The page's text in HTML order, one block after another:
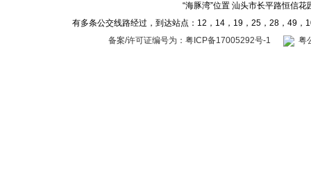
“海豚湾”位置 汕头市长平路恒信
有多条公交线路经过，到达站点：12，14，19，25，28，49，
备案/许可证编号为：粤ICP备17005292号-1
粤